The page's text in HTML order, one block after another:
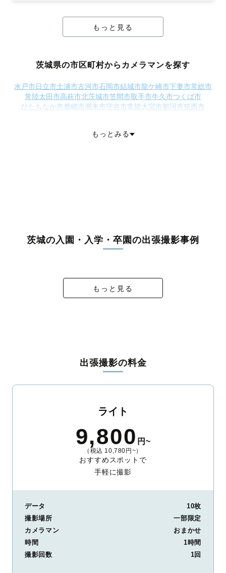
もっと見る
茨城県の市区町村からカメラマンを探す
水戸市日立市土浦市古河市石岡市結城市龍ケ崎市下妻市常総市
常陸太田市高萩市北茨城市笠間市取手市牛久市つくば市
ひたちなか市鹿嶋市潮来市守谷市常陸大宮市那珂市筑西市
那珂郡東海村久慈郡大子町
もっとみる
茨城の入園・入学・卒園の出張撮影事例
もっと見る
出張撮影の料金
ライト
9,800 円~
（税込 10,780円~）
おすすめスポットで
手軽に撮影
データ
10枚
撮影場所
一部限定
カメラマン
おまかせ
時間
1時間
撮影回数
1回